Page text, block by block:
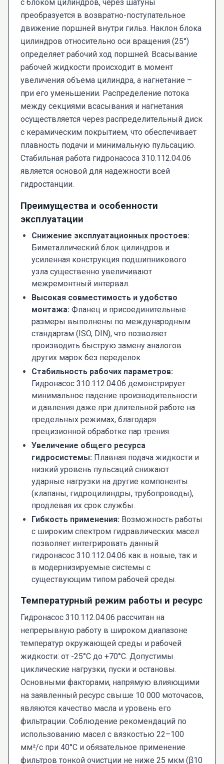
с блоком цилиндров, через шатуны
преобразуется в возвратно-поступательное
движение поршней внутри гильз. Наклон блока
цилиндров относительно оси вращения (25°)
определяет рабочий ход поршней. Всасывание
рабочей жидкости происходит в момент
увеличения объема цилиндра, а нагнетание –
при его уменьшении. Распределение потока
между секциями всасывания и нагнетания
осуществляется через распределительный диск
с керамическим покрытием, что обеспечивает
плавность подачи и минимальную пульсацию.
Стабильная работа гидронасоса 310.112.04.06
является основой для надежности всей
гидростанции.
Преимущества и особенности
эксплуатации
Снижение эксплуатационных простоев:
Биметаллический блок цилиндров и
усиленная конструкция подшипникового
узла существенно увеличивают
межремонтный интервал.
Высокая совместимость и удобство
монтажа: Фланец и присоединительные
размеры выполнены по международным
стандартам (ISO, DIN), что позволяет
производить быструю замену аналогов
других марок без переделок.
Стабильность рабочих параметров:
Гидронасос 310.112.04.06 демонстрирует
минимальное падение производительности
и давления даже при длительной работе на
предельных режимах, благодаря
прецизионной обработке пар трения.
Увеличение общего ресурса
гидросистемы: Плавная подача жидкости и
низкий уровень пульсаций снижают
ударные нагрузки на другие компоненты
(клапаны, гидроцилиндры, трубопроводы),
продлевая их срок службы.
Гибкость применения: Возможность работы
с широким спектром гидравлических масел
позволяет интегрировать данный
гидронасос 310.112.04.06 как в новые, так и
в модернизируемые системы с
существующим типом рабочей среды.
Температурный режим работы и ресурс
Гидронасос 310.112.04.06 рассчитан на
непрерывную работу в широком диапазоне
температур окружающей среды и рабочей
жидкости: от -25°C до +70°C. Допустимы
циклические нагрузки, пуски и остановы.
Основными факторами, напрямую влияющими
на заявленный ресурс свыше 10 000 моточасов,
являются качество масла и уровень его
фильтрации. Соблюдение рекомендаций по
использованию масел с вязкостью 22–100
мм²/с при 40°C и обязательное применение
фильтров тонкой очистции не ниже 25 мкм (β10